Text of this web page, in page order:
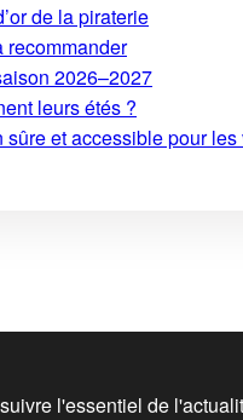
de la piraterie
recommander
2026–2027
leurs étés ?
et accessible pour
l'essentiel de